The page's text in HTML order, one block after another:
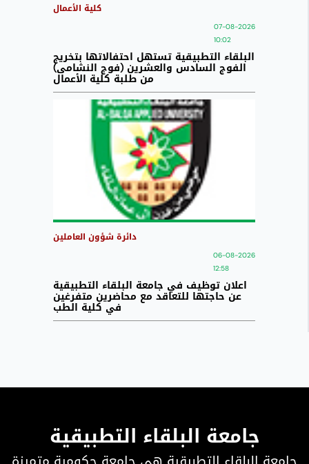
كلية الأعمال
07-08-2026
10:02
البلقاء التطبيقية تستهل احتفالاتها بتخريج
الفوج السادس والعشرين (فوج النشامى)
من طلبة كلية الأعمال
دائرة شؤون العاملين
06-08-2026
12:58
اعلان توظيف في جامعة البلقاء التطبيقية
عن حاجتها للتعاقد مع محاضرين متفرغين
في كلية الطب
جامعة البلقاء التطبيقية